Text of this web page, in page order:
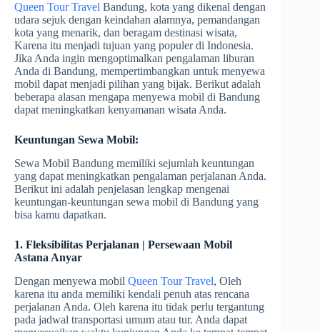
Queen Tour Travel Bandung, kota yang dikenal dengan
udara sejuk dengan keindahan alamnya, pemandangan
kota yang menarik, dan beragam destinasi wisata,
Karena itu menjadi tujuan yang populer di Indonesia.
Jika Anda ingin mengoptimalkan pengalaman liburan
Anda di Bandung, mempertimbangkan untuk menyewa
mobil dapat menjadi pilihan yang bijak. Berikut adalah
beberapa alasan mengapa menyewa mobil di Bandung
dapat meningkatkan kenyamanan wisata Anda.
Keuntungan Sewa Mobil:
Sewa Mobil Bandung memiliki sejumlah keuntungan
yang dapat meningkatkan pengalaman perjalanan Anda.
Berikut ini adalah penjelasan lengkap mengenai
keuntungan-keuntungan sewa mobil di Bandung yang
bisa kamu dapatkan.
1. Fleksibilitas Perjalanan | Persewaan Mobil
Astana Anyar
Dengan menyewa mobil Queen Tour Travel, Oleh
karena itu anda memiliki kendali penuh atas rencana
perjalanan Anda. Oleh karena itu tidak perlu tergantung
pada jadwal transportasi umum atau tur. Anda dapat